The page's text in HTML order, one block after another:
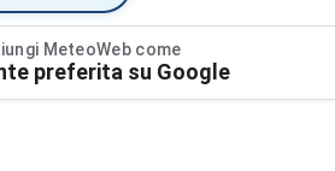
MeteoWeb come
preferita su Google